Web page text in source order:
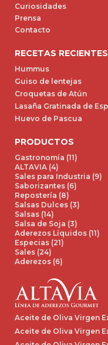
Curiosidades
Prensa
Contacto
RECETAS RECIENTES
Hummus
Guiso de lentejas
Croquetas de Atún
Lasaña Gratinada de
Huevo de Pascua
PRODUCTOS
Gastronomía (11)
ALTAVIA (4)
Sales para Industria (9)
Saborizantes (6)
Repostería (8)
Salsas Dulces (3)
Salsas (14)
Salsa de Soja (3)
Aderezos Líquidos (11)
Especias (21)
Sales (24)
Aderezos (6)
Aceite de Oliva Virgen
Aceite de Oliva Virgen